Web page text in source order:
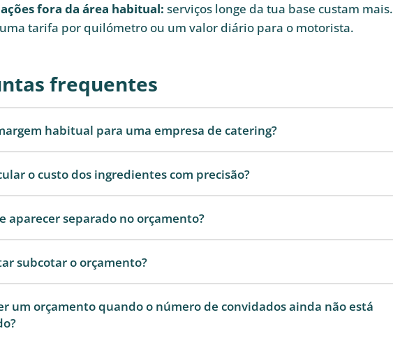
fora da área habitual: serviços longe da tua base custam mais.
tarifa por quilómetro ou um valor diário para o motorista.
frequentes
habitual para uma empresa de catering?
o custo dos ingredientes com precisão?
aparecer separado no orçamento?
subcotar o orçamento?
um orçamento quando o número de convidados ainda não está